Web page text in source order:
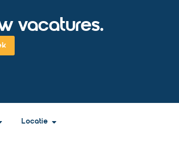
vacatures.
Locatie